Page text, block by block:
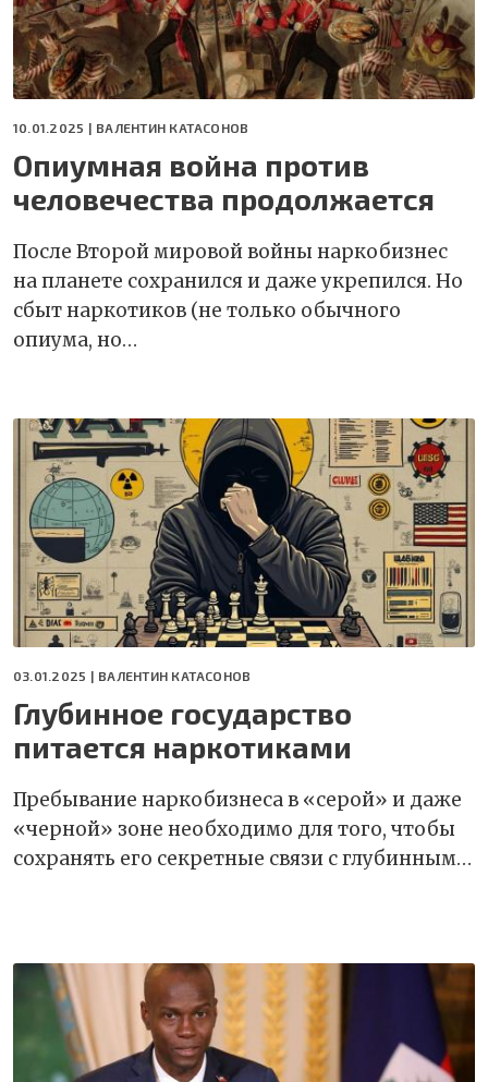
10.01.2025 | ВАЛЕНТИН КАТАСОНОВ
Опиумная война против
человечества продолжается
После Второй мировой войны наркобизнес
на планете сохранился и даже укрепился. Но
сбыт наркотиков (не только обычного
опиума, но…
03.01.2025 | ВАЛЕНТИН КАТАСОНОВ
Глубинное государство
питается наркотиками
Пребывание наркобизнеса в «серой» и даже
«черной» зоне необходимо для того, чтобы
сохранять его секретные связи с глубинным…